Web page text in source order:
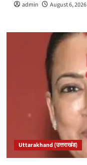
admin August 6, 2026
Uttarakhand (उत्तराखंड)